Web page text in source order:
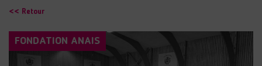
<< Retour
FONDATION ANAIS